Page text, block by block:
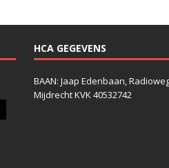
HCA GEGEVENS
BAAN: Jaap Edenbaan,
Mijdrecht KVK 40532742